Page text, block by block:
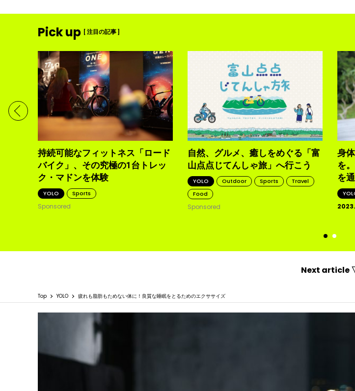
Pick up [ 注目の記事 ]
現す
持続可能なフィットネス「ロード
バイク」、その究極の1台トレッ
ク・マドンを体験
YOLO Sports
Sponsored
自然、グルメ、癒しをめぐる「富
山点点じてんしゃ旅」へ行こう
YOLO Outdoor Sports
Travel
Food
Sponsored
身
を
を
Next article
Top YOLO 疲れも脂肪もためない体に！良質な睡眠をとるためのエクササイズ